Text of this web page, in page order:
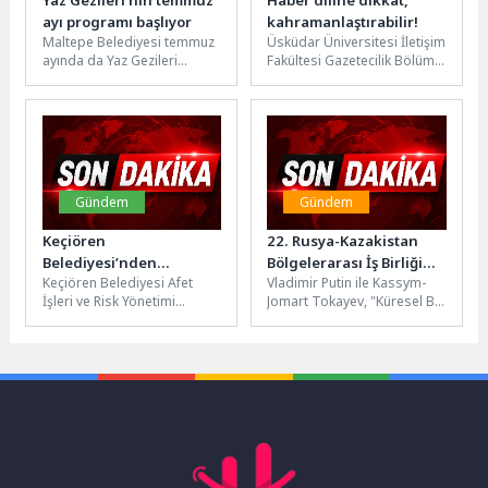
ayı programı başlıyor
Maltepe Belediyesi temmuz
ayında da Yaz Gezileri
vatandaşları İstanbul’un
tarihi ve kültürel
varlıklarıyla...
kahramanlaştırabilir!
Üsküdar Üniversitesi İletişim
Fakültesi Gazetecilik Bölüm
İrvan, son dönemde artan
şiddet...
Gündem
Keçiören
Belediyesi’nden
Çocuklara Hayat
Kurtaran Afet Eğitimi
Keçiören Belediyesi Afet
İşleri ve Risk Yönetimi
Gündem
22. Rusya-Kazakistan
Bölgelerarası İş Birliği
Forumu
Vladimir Putin ile Kassym-
Jomart Tokayev, "Küresel Bir
Yeni...